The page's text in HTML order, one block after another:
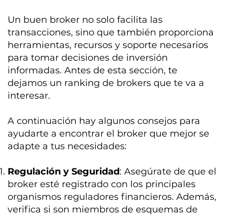
Un buen broker no solo facilita las
transacciones, sino que también proporciona
herramientas, recursos y soporte necesarios
para tomar decisiones de inversión
informadas. Antes de esta sección, te
dejamos un ranking de brokers que te va a
interesar.
A continuación hay algunos consejos para
ayudarte a encontrar el broker que mejor se
adapte a tus necesidades:
Regulación y Seguridad: Asegúrate de que el
broker esté registrado con los principales
organismos reguladores financieros. Además,
verifica si son miembros de esquemas de